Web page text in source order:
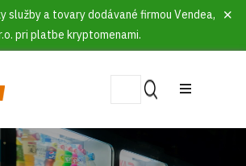
služby a tovary dodávané firmou Vendea,
pri platbe kryptomenami.